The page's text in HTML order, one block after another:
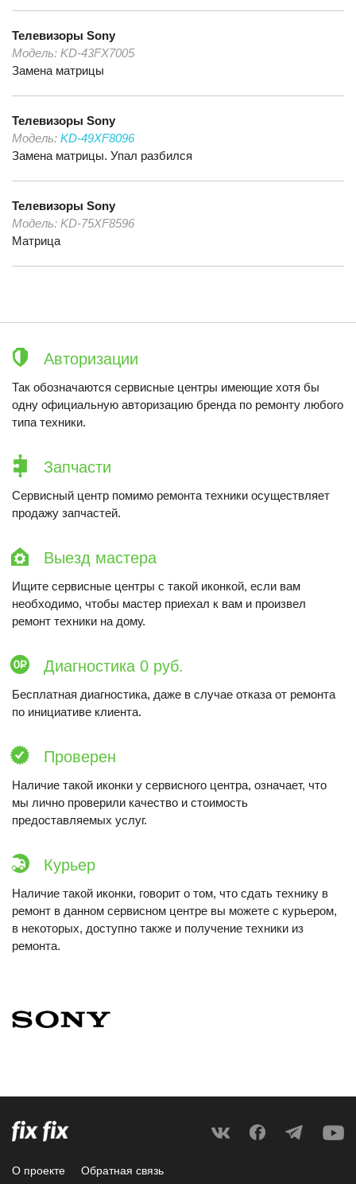
Телевизоры Sony
Модель: KD-43FX7005
Замена матрицы
Телевизоры Sony
Модель: KD-49XF8096
Замена матрицы. Упал разбился
Телевизоры Sony
Модель: KD-75XF8596
Матрица
Авторизации
Так обозначаются сервисные центры имеющие хотя бы
одну официальную авторизацию бренда по ремонту любого
типа техники.
Запчасти
Сервисный центр помимо ремонта техники осуществляет
продажу запчастей.
Выезд мастера
Ищите сервисные центры с такой иконкой, если вам
необходимо, чтобы мастер приехал к вам и произвел
ремонт техники на дому.
Диагностика 0 руб.
Бесплатная диагностика, даже в случае отказа от ремонта
по инициативе клиента.
Проверен
Наличие такой иконки у сервисного центра, означает, что
мы лично проверили качество и стоимость
предоставляемых услуг.
Курьер
Наличие такой иконки, говорит о том, что сдать технику в
ремонт в данном сервисном центре вы можете с курьером,
в некоторых, доступно также и получение техники из
ремонта.
О проекте Обратная связь